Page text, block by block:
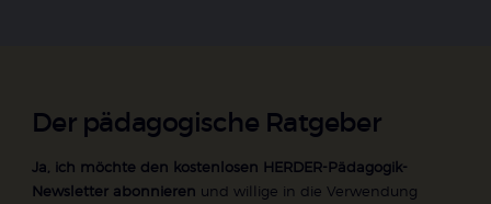
Der pädagogische Ratgeber
Ja, ich möchte den kostenlosen HERDER-Pädagogik-
Newsletter abonnieren und willige in die Verwendung